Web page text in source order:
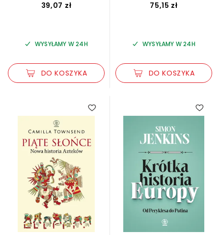
39,07 zł
WYSYŁAMY W 24H
DO KOSZYKA
75,15 zł
WYSYŁAMY W 24H
DO KOSZYKA